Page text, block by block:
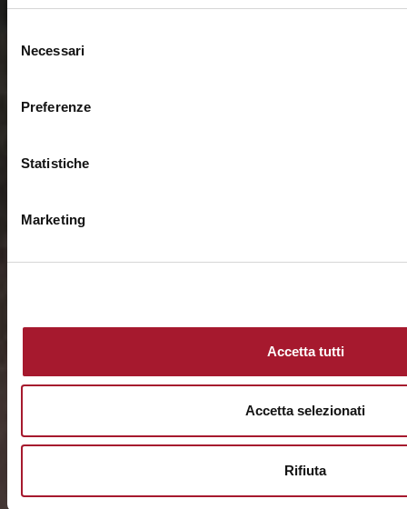
delNecessari
Preferenze
Statistiche
Marketing
Accetta tutti
Accetta selezionati
Rifiuta